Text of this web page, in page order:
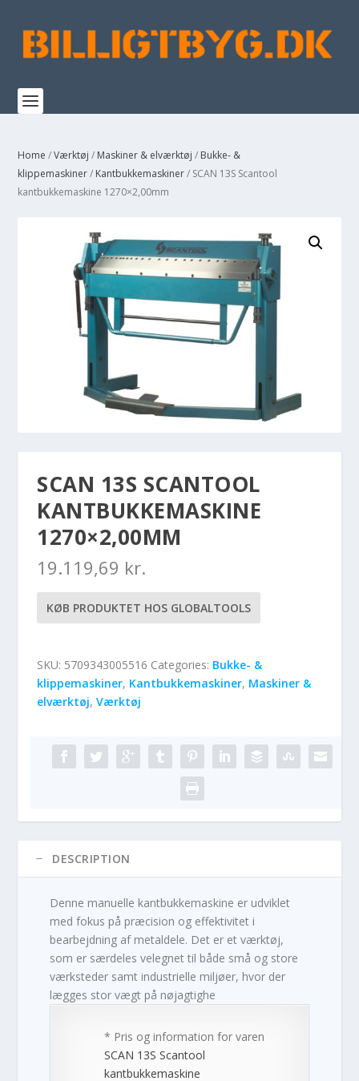
Home /Værktøj / Maskiner & elværktøj / Bukke- &
klippemaskiner/ Kantbukkemaskiner/ SCAN 13S Scantool
kantbukkemaskine 1270×2,00mm
SCAN 13S SCANTOOL
KANTBUKKEMASKINE
1270×2,00MM
19.119,69 kr.
KØB PRODUKTET HOS GLOBALTOOLS
SKU: 5709343005516 Categories: Bukke- &
klippemaskiner, Kantbukkemaskiner, Maskiner &
elværktøj,Værktøj
DESCRIPTION
Denne manuelle kantbukkemaskine er udviklet
med fokus på præcision og effektivitet i
bearbejdning af metaldele. Det er et værktøj,
som er særdeles velegnet til både små og store
værksteder samt industrielle miljøer, hvor der
lægges stor vægt på nøjagtighe
* Pris og information for varen
SCAN 13S Scantool
kantbukkemaskine